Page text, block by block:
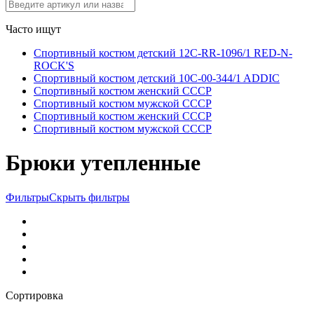
Часто ищут
Спортивный костюм детский 12C-RR-1096/1 RED-N-
ROCK'S
Спортивный костюм детский 10C-00-344/1 ADDIC
Спортивный костюм женский СССР
Спортивный костюм мужской СССР
Спортивный костюм женский СССР
Спортивный костюм мужской СССР
Брюки утепленные
ФильтрыСкрыть фильтры
Сортировка